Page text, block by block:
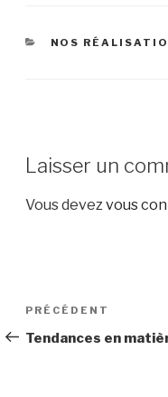
CATÉGORIES
NOS
Laisser un
Vous devez vous
Navigation
de
Article
précédent
PRÉCÉDENT
Tendances en